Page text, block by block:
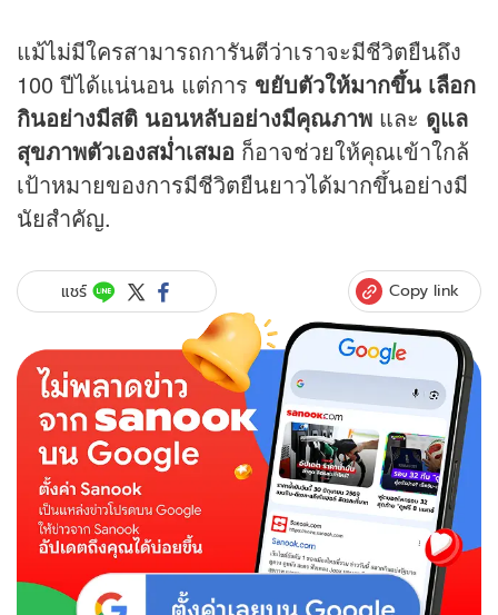
แม้ไม่มีใครสามารถการันตีว่าเราจะมีชีวิตยืนถึง
100 ปีได้แน่นอน แต่การ ขยับตัวให้มากขึ้น เลือก
กินอย่างมีสติ นอนหลับอย่างมีคุณภาพ และ ดูแล
สุขภาพตัวเองสม่ำเสมอ ก็อาจช่วยให้คุณเข้าใกล้
เป้าหมายของการมีชีวิตยืนยาวได้มากขึ้นอย่างมี
นัยสำคัญ.
แชร์ Copy link